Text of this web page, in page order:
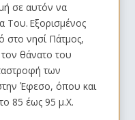
σε αυτόν να
Του. Εξορισμένος
στο νησί Πάτμος,
θάνατο του
των
Έφεσο, όπου και
85 έως 95 μ.Χ.